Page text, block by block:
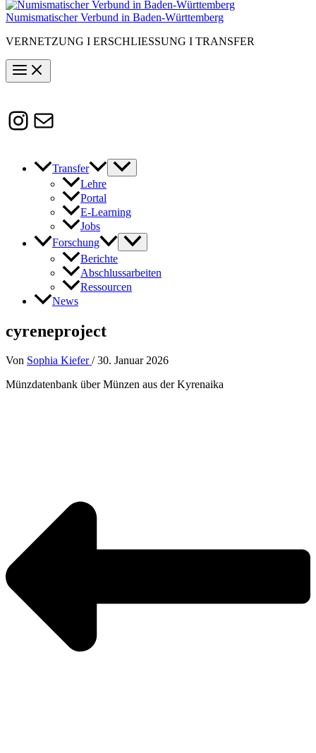
Numismatischer Verbund in Baden-Württemberg
VERNETZUNG I ERSCHLIESSUNG I TRANSFER
Instagram
Susanne.Boerner@zaw.uni-
heidelberg.de
Transfer
Lehre
Portal
E-Learning
Jobs
Forschung
Berichte
Abschlussarbeiten
Ressourcen
News
cyreneproject
Von Sophia Kiefer/30. Januar 2026
Münzdatenbank über Münzen aus der Kyrenaika